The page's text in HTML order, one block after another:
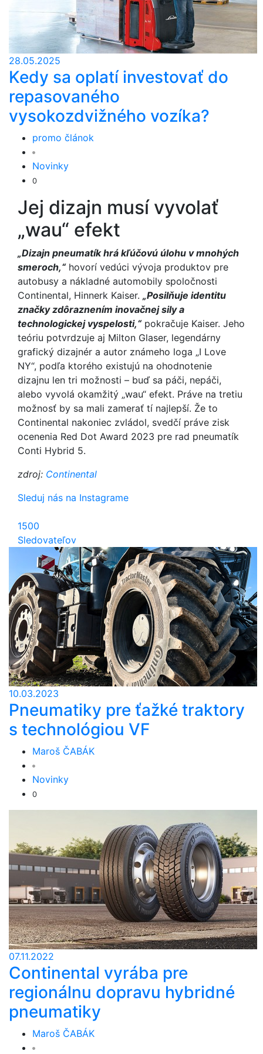
28.05.2025
Kedy sa oplatí investovať do
repasovaného
vysokozdvižného vozíka?
promo článok
Novinky
0
Jej dizajn musí vyvolať
„wau“ efekt
„Dizajn pneumatík hrá kľúčovú úlohu v mnohých
smeroch,“hovorí vedúci vývoja produktov pre
autobusy a nákladné automobily spoločnosti
Continental, Hinnerk Kaiser. „Posilňuje identitu
značky zdôraznením inovačnej sily a
technologickej vyspelosti,“pokračuje Kaiser. Jeho
teóriu potvrdzuje aj Milton Glaser, legendárny
grafický dizajnér a autor známeho loga „I Love
NY“, podľa ktorého existujú na ohodnotenie
dizajnu len tri možnosti – buď sa páči, nepáči,
alebo vyvolá okamžitý „wau“ efekt. Práve na tretiu
možnosť by sa mali zamerať tí najlepší. Že to
Continental nakoniec zvládol, svedčí práve zisk
ocenenia Red Dot Award 2023 pre rad pneumatík
Conti Hybrid 5.
zdroj: Continental
Sleduj nás na Instagrame
1500
Sledovateľov
10.03.2023
Pneumatiky pre ťažké traktory
s technológiou VF
Maroš ČABÁK
Novinky
0
07.11.2022
Continental vyrába pre
regionálnu dopravu hybridné
pneumatiky
Maroš ČABÁK